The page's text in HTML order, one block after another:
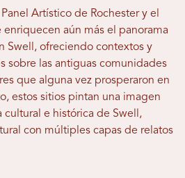
Artístico de Rochester y el
aún más el panorama
Swell, ofreciendo contextos y
sobre las antiguas comunidades
que alguna vez prosperaron en
estos sitios pintan una imagen
e histórica de Swell,
con múltiples capas de relatos